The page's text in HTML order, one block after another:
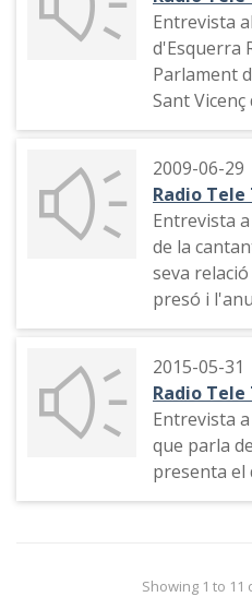
Entrevista
d'Esquerra
Parlament
Sant
presentarà
de 2015, els
les eleccions
del 9 de
balances
autonomies
2009-06-29
Radio
Entrevista
de la
seva
presó i
per
2015-05-31
Radio
Entrevista
que parla
presenta el
Showing 1 to 11